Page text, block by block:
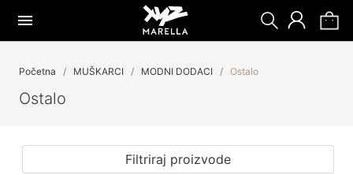
Početna MUŠKARCI MODNI DODACI Ostalo
Ostalo
Filtriraj proizvode